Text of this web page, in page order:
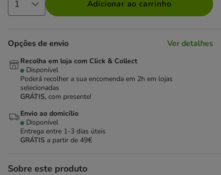
Adicionar ao carrinho
Opções de envio Ver detalhes
Recolha em loja com Click & Collect
Disponível
Poderá recolher a sua encomenda em 2h em lojas
selecionadas
GRÁTIS, com presente!
Envio ao domicílio
Disponível
Entrega entre 1-3 dias úteis
GRÁTIS a partir de 49€
Sobre este produto